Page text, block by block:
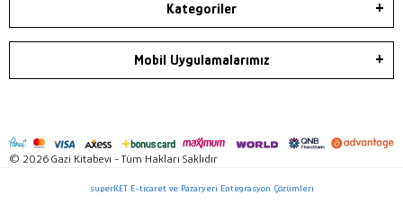
Kategoriler
Mobil Uygulamalarımız
© 2026 Gazi Kitabevi - Tüm Hakları Saklıdır
superKET E-ticaret ve Pazaryeri Entegrasyon Çözümleri